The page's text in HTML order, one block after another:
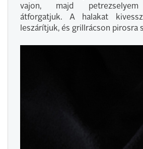
vajon, majd petrezselyem
átforgatjuk. A halakat
leszárítjuk, és grillrácson pirosra